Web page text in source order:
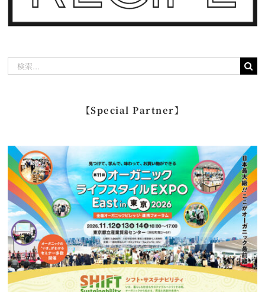
【Special Partner】